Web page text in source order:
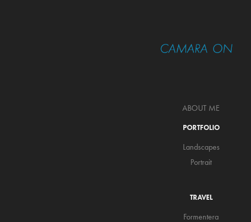
ABOUT ME
PORTFOLIO
Landscapes
Portrait
TRAVEL
Formentera